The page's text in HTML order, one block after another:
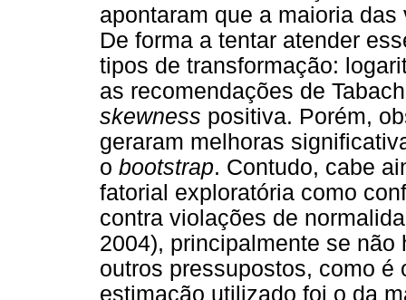
apontaram que a maioria
De forma a tentar atender
tipos de transformação:
as recomendações de
skewness positiva. Porém,
geraram melhoras
o bootstrap. Contudo, cabe
fatorial exploratória como
contra violações de
2004), principalmente se
outros pressupostos, como é
estimação utilizado foi o da